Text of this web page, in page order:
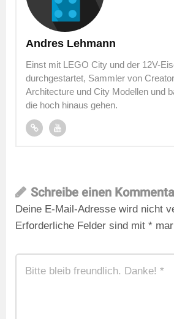
Andres Lehmann
Einst mit LEGO City und der 12V-
durchgestartet, Sammler von
Architecture und City Modellen und
die hoch hinaus gehen.
Schreibe einen
Deine E-Mail-Adresse wird nicht
Erforderliche Felder sind mit *